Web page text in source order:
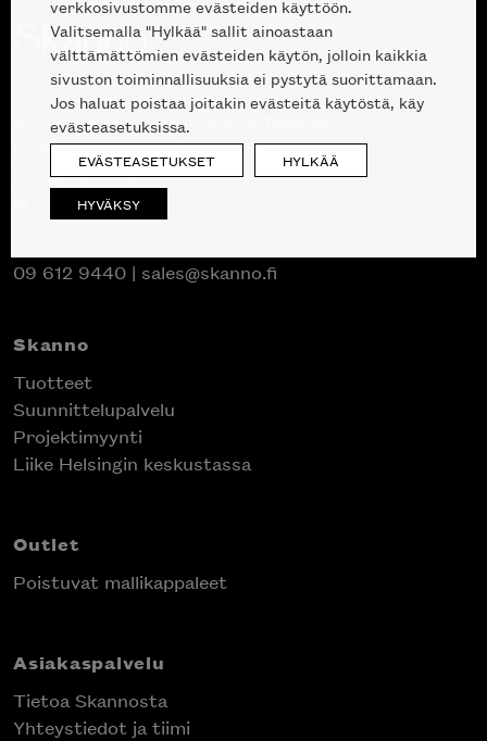
Avoinna kuluttajille ja ammattilaisille:
Erottajankatu 2, 00120 Helsinki
ma-pe 10 — 18
09 612 9440 | sales@skanno.fi
Skanno
Tuotteet
Suunnittelupalvelu
Projektimyynti
Liike Helsingin keskustassa
Outlet
Poistuvat mallikappaleet
Asiakaspalvelu
Tietoa Skannosta
Yhteystiedot ja tiimi
Inspiroidu italialaisen merkin laadukkaasta
verkkosivustomme evästeiden käyttöön.
Valitsemalla "Hylkää" sallit ainoastaan
välttämättömien evästeiden käytön, jolloin kaikkia
sivuston toiminnallisuuksia ei pystytä suorittamaan.
Jos haluat poistaa joitakin evästeitä käytöstä, käy
evästeasetuksissa.
EVÄSTEASETUKSET HYLKÄÄ
HYVÄKSY